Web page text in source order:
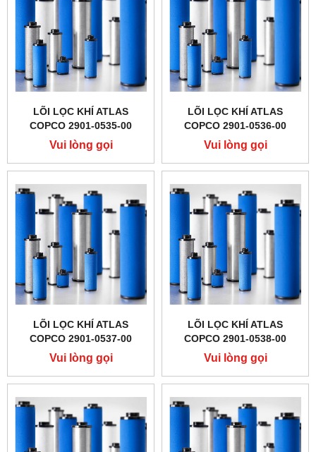
LÕI LỌC KHÍ ATLAS
COPCO 2901-0535-00
Vui lòng gọi
LÕI LỌC KHÍ ATLAS
COPCO 2901-0536-00
Vui lòng gọi
LÕI LỌC KHÍ ATLAS
COPCO 2901-0537-00
Vui lòng gọi
LÕI LỌC KHÍ ATLAS
COPCO 2901-0538-00
Vui lòng gọi